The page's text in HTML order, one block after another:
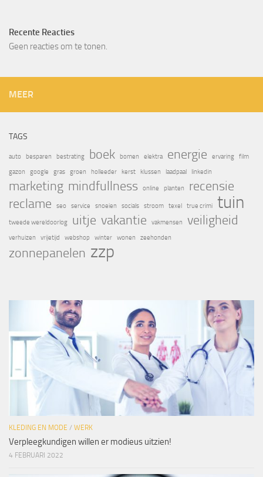
Recente Reacties
Geen reacties om te tonen.
MEER
TAGS
auto besparen bestrating boek bomen elektra energie ervaring
film
gazon
google gras groen holleeder kerst klussen laadpaal linkedin
marketing mindfullness online planten
recensie
reclame
seo service snoeien socials stroom texel true crimi tuin
tweede wereldoorlog uitje vakantie vakmensen veiligheid
verhuizen vrijetijd webshop winter wonen zeehonden
zonnepanelen zzp
KLEDING EN MODE / WERK
Verpleegkundigen willen er modieus uitzien!
4 FEBRUARI 2022